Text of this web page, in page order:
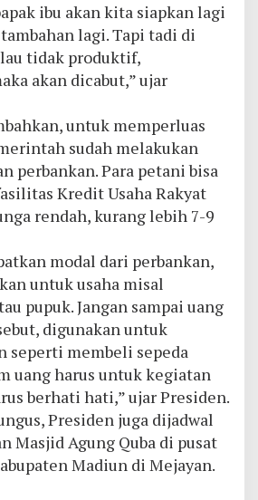
ibu akan kita siapkan lagi
lagi. Tapi tadi di
tidak produktif,
akan dicabut,” ujar
untuk memperluas
sudah melakukan
perbankan. Para petani bisa
Kredit Usaha Rakyat
rendah, kurang lebih 7-9
modal dari perbankan,
untuk usaha misal
pupuk. Jangan sampai uang
digunakan untuk
seperti membeli sepeda
uang harus untuk kegiatan
berhati hati,” ujar Presiden.
Presiden juga dijadwal
Masjid Agung Quba di pusat
Madiun di Mejayan.